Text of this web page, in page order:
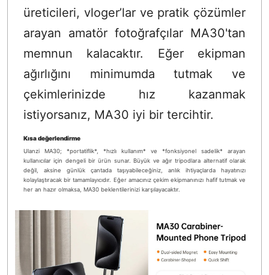
üreticileri, vloger’lar ve pratik çözümler
arayan amatör fotoğrafçılar MA30'tan
memnun kalacaktır. Eğer ekipman
ağırlığını minimumda tutmak ve
çekimlerinizde hız kazanmak
istiyorsanız, MA30 iyi bir tercihtir.
Kısa değerlendirme
Ulanzi MA30; *portatiflik*, *hızlı kullanım* ve *fonksiyonel sadelik* arayan
kullanıcılar için dengeli bir ürün sunar. Büyük ve ağır tripodlara alternatif olarak
değil, aksine günlük çantada taşıyabileceğiniz, anlık ihtiyaçlarda hayatınızı
kolaylaştıracak bir tamamlayıcıdır. Eğer amacınız çekim ekipmanınızı hafif tutmak ve
her an hazır olmaksa, MA30 beklentilerinizi karşılayacaktır.